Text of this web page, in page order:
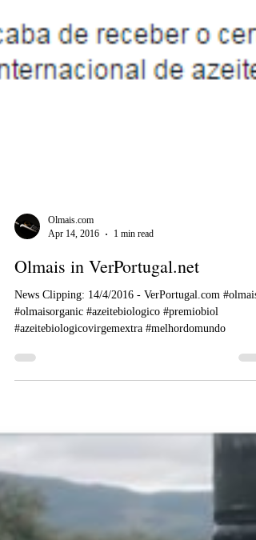
Apr 14, 2016
1 min read
Olmais in VerPortugal.net
News Clipping: 14/4/2016 - VerPortugal.com #olmais
#olmaisorganic #azeitebiologico #premiobiol
#azeitebiologicovirgemextra #melhordomundo